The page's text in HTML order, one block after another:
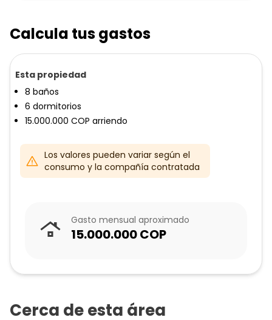
Calcula tus gastos
Esta propiedad
8 baños
6 dormitorios
15.000.000 COP arriendo
Los valores pueden variar según el
consumo y la compañía contratada
Gasto mensual aproximado
15.000.000COP
Cerca de esta área